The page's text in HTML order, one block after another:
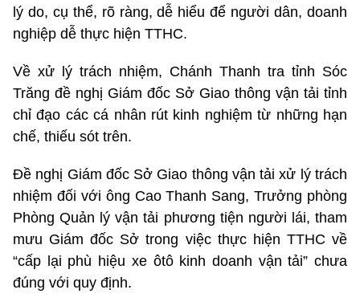
lý do, cụ thể, rõ ràng, dễ hiểu để người dân, doanh
nghiệp dễ thực hiện TTHC.
Về xử lý trách nhiệm, Chánh Thanh tra tỉnh Sóc
Trăng đề nghị Giám đốc Sở Giao thông vận tải tỉnh
chỉ đạo các cá nhân rút kinh nghiệm từ những hạn
chế, thiếu sót trên.
Đề nghị Giám đốc Sở Giao thông vận tải xử lý trách
nhiệm đối với ông Cao Thanh Sang, Trưởng phòng
Phòng Quản lý vận tải phương tiện người lái, tham
mưu Giám đốc Sở trong việc thực hiện TTHC về
“cấp lại phù hiệu xe ôtô kinh doanh vận tải” chưa
đúng với quy định.